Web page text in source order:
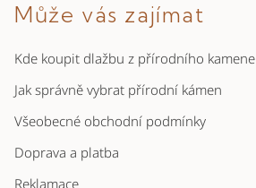
Může vás zajímat
Kde koupit dlažbu z přírodního kamene
Jak správně vybrat přírodní kámen
Všeobecné obchodní podmínky
Doprava a platba
Reklamace